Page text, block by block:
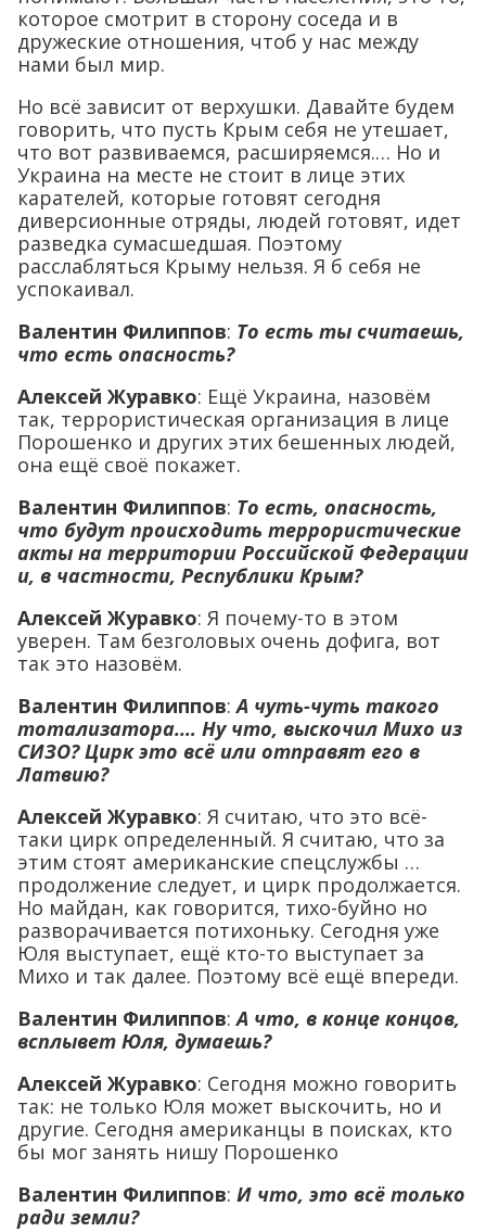
которое смотрит в сторону соседа и в
дружеские отношения, чтоб у нас между
нами был мир.
Но всё зависит от верхушки. Давайте будем
говорить, что пусть Крым себя не утешает,
что вот развиваемся, расширяемся.… Но и
Украина на месте не стоит в лице этих
карателей, которые готовят сегодня
диверсионные отряды, людей готовят, идет
разведка сумасшедшая. Поэтому
расслабляться Крыму нельзя. Я б себя не
успокаивал.
Валентин Филиппов: То есть ты считаешь,
что есть опасность?
Алексей Журавко: Ещё Украина, назовём
так, террористическая организация в лице
Порошенко и других этих бешенных людей,
она ещё своё покажет.
Валентин Филиппов: То есть, опасность,
что будут происходить террористические
акты на территории Российской Федерации
и, в частности, Республики Крым?
Алексей Журавко: Я почему-то в этом
уверен. Там безголовых очень дофига, вот
так это назовём.
Валентин Филиппов:А чуть-чуть такого
тотализатора.… Ну что, выскочил Михо из
СИЗО? Цирк это всё или отправят его в
Латвию?
Алексей Журавко: Я считаю, что это всё-
таки цирк определенный. Я считаю, что за
этим стоят американские спецслужбы …
продолжение следует, и цирк продолжается.
Но майдан, как говорится, тихо-буйно но
разворачивается потихоньку. Сегодня уже
Юля выступает, ещё кто-то выступает за
Михо и так далее. Поэтому всё ещё впереди.
Валентин Филиппов:А что, в конце концов,
всплывет Юля, думаешь?
Алексей Журавко: Сегодня можно говорить
так: не только Юля может выскочить, но и
другие. Сегодня американцы в поисках, кто
бы мог занять нишу Порошенко
Валентин Филиппов: И что, это всё только
ради земли?